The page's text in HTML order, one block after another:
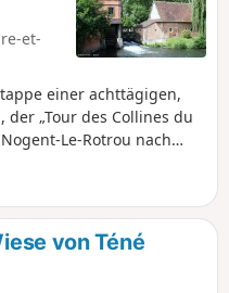
et-
einer achttägigen,
„Tour des Collines du
Le-Rotrou nach
des Perche
von überdachten
und entlang des
und einige
von Téné